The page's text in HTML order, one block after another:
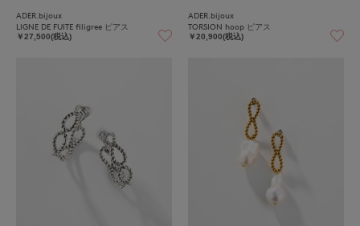
ADER.bijoux
LIGNE DE FUITE filigree ピアス
￥27,500(税込)
ADER.bijoux
TORSION hoop ピアス
￥20,900(税込)